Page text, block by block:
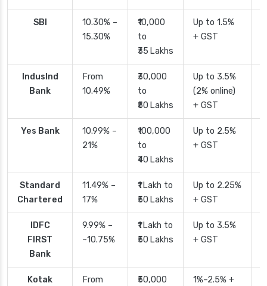
SBI
10.30% –
15.30%
₹10,000
to
₹35 Lakhs
Up to 1.5%
+ GST
IndusInd
Bank
From
10.49%
₹30,000
to
₹50 Lakhs
Up to 3.5%
(2% online)
+ GST
Yes Bank
10.99% –
21%
₹100,000
to
₹40 Lakhs
Up to 2.5%
+ GST
Standard
Chartered
11.49% –
17%
₹1 Lakh to
₹50 Lakhs
Up to 2.25%
+ GST
IDFC
FIRST
Bank
9.99% –
~10.75%
₹1 Lakh to
₹50 Lakhs
Up to 3.5%
+ GST
Kotak
From
₹50,000
1%–2.5% +